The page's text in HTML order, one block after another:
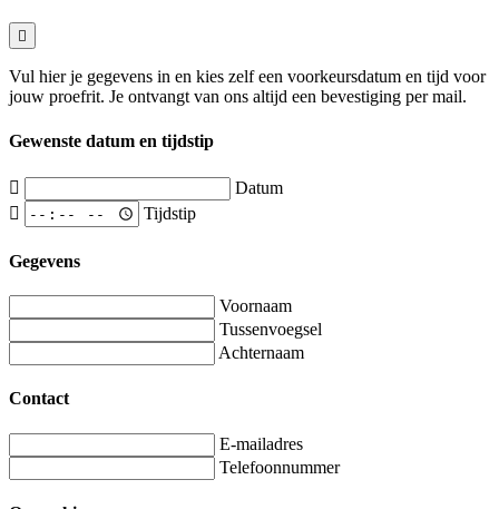
Vul hier je gegevens in en kies zelf een voorkeursdatum en tijd voor
jouw proefrit. Je ontvangt van ons altijd een bevestiging per mail.
Gewenste datum en tijdstip
Datum
Tijdstip
Gegevens
Voornaam
Tussenvoegsel
Achternaam
Contact
E-mailadres
Telefoonnummer